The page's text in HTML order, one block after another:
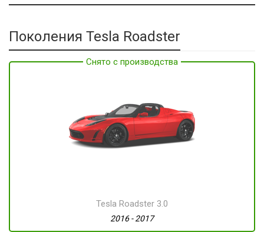
Поколения Tesla Roadster
Снято с производства
Tesla Roadster 3.0
2016 - 2017